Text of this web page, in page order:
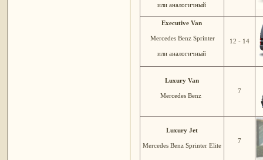
или аналогичный
Executive Van
Mercedes Benz Sprinter
или аналогичный
12 - 14
Luxury Van
Mercedes Benz
7
Luxury Jet
Mercedes Benz Sprinter Elite
7